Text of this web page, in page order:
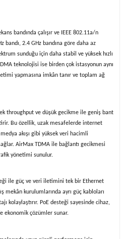
bandında çalışır ve IEEE 802.11a/n
bandı, 2.4 GHz bandına göre daha az
sunduğu için daha stabil ve yüksek hızlı
teknolojisi ise birden çok istasyonun aynı
yapmasına imkân tanır ve toplam ağ
throughput ve düşük gecikme ile geniş bant
Bu özellik, uzak mesafelerde internet
akışı gibi yüksek veri hacimli
AirMax TDMA ile bağlantı gecikmesi
yönetimi sunulur.
ile güç ve veri iletimini tek bir Ethernet
mekân kurulumlarında ayrı güç kabloları
kolaylaştırır. PoE desteği sayesinde cihaz,
ekonomik çözümler sunar.